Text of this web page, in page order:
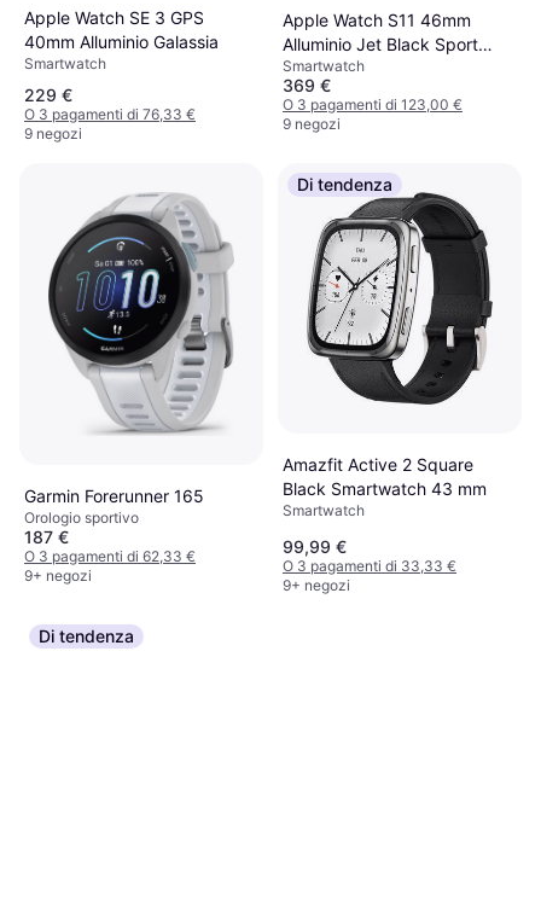
Apple Watch SE 3 GPS
40mm Alluminio Galassia
Smartwatch
229 €
O 3 pagamenti di 76,33 €
9 negozi
Apple Watch S11 46mm
Alluminio Jet Black Sport
Strap
Smartwatch
369 €
O 3 pagamenti di 123,00 €
9 negozi
Garmin Forerunner 165
Orologio sportivo
187 €
O 3 pagamenti di 62,33 €
9+ negozi
Di tendenza
Amazfit Active 2 Square
Black Smartwatch 43 mm
Smartwatch
99,99 €
O 3 pagamenti di 33,33 €
9+ negozi
Di tendenza